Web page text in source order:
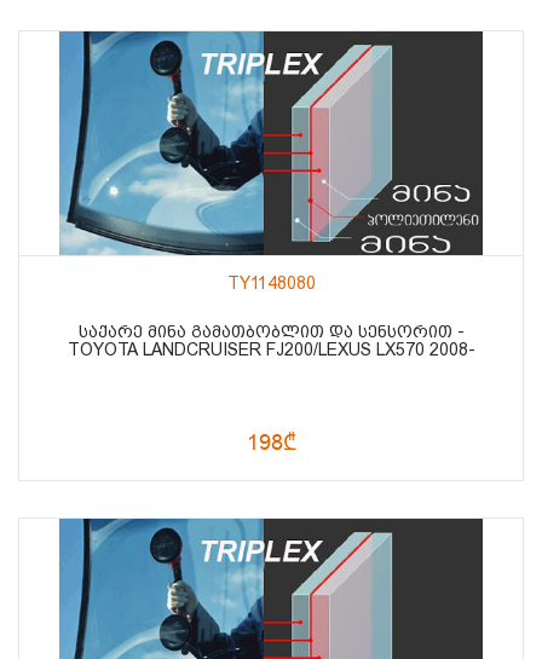
TY1148080
ᲡᲐᲥᲐᲠᲔ ᲛᲘᲜᲐ ᲒᲐᲛᲐᲗᲑᲝᲑᲚᲘᲗ ᲓᲐ ᲡᲔᲜᲡᲝᲠᲘᲗ -
TOYOTA LANDCRUISER FJ200/LEXUS LX570 2008-
198₾